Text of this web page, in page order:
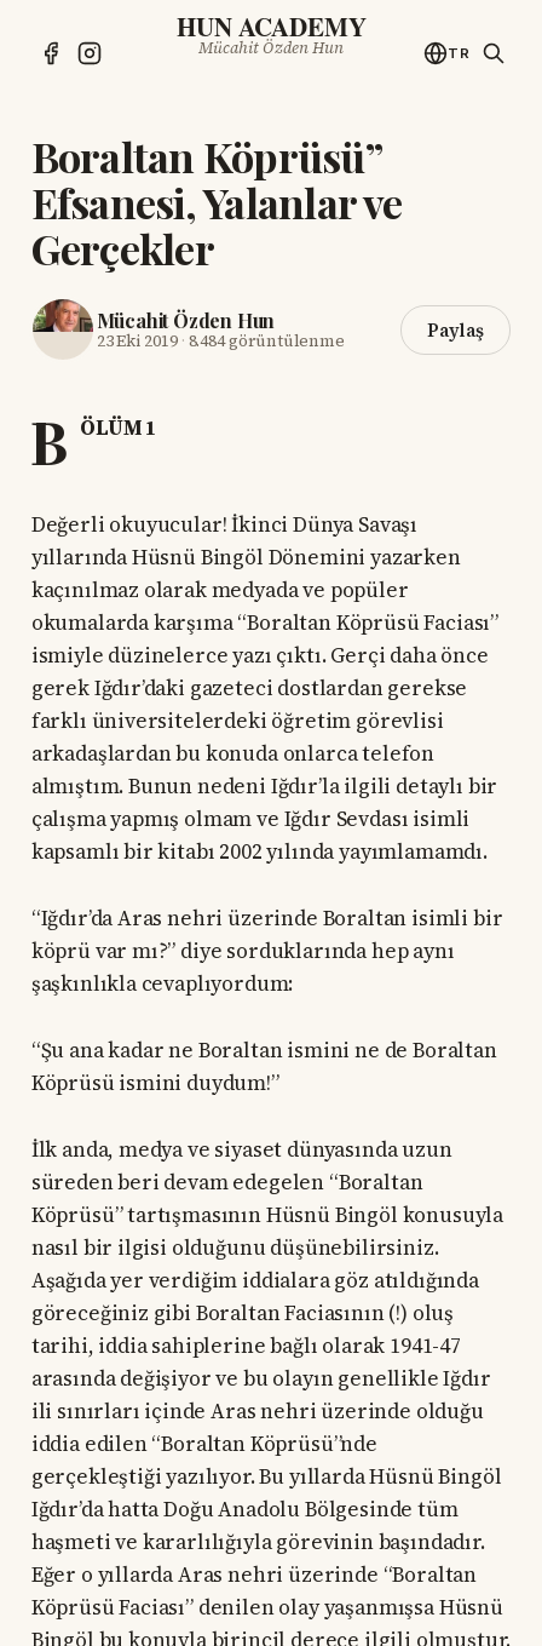
HUN ACADEMY
Mücahit Özden Hun TR
Boraltan Köprüsü”
Efsanesi, Yalanlar ve
Gerçekler
Mücahit Özden Hun
23 Eki 2019· 8.484 görüntülenme Paylaş
B ÖLÜM 1
Değerli okuyucular! İkinci Dünya Savaşı
yıllarında Hüsnü Bingöl Dönemini yazarken
kaçınılmaz olarak medyada ve popüler
okumalarda karşıma “Boraltan Köprüsü Faciası”
ismiyle düzinelerce yazı çıktı. Gerçi daha önce
gerek Iğdır’daki gazeteci dostlardan gerekse
farklı üniversitelerdeki öğretim görevlisi
arkadaşlardan bu konuda onlarca telefon
almıştım. Bunun nedeni Iğdır’la ilgili detaylı bir
çalışma yapmış olmam ve Iğdır Sevdası isimli
kapsamlı bir kitabı 2002 yılında yayımlamamdı.
“Iğdır’da Aras nehri üzerinde Boraltan isimli bir
köprü var mı?” diye sorduklarında hep aynı
şaşkınlıkla cevaplıyordum:
“Şu ana kadar ne Boraltan ismini ne de Boraltan
Köprüsü ismini duydum!”
İlk anda, medya ve siyaset dünyasında uzun
süreden beri devam edegelen “Boraltan
Köprüsü” tartışmasının Hüsnü Bingöl konusuyla
nasıl bir ilgisi olduğunu düşünebilirsiniz.
Aşağıda yer verdiğim iddialara göz atıldığında
göreceğiniz gibi Boraltan Faciasının (!) oluş
tarihi, iddia sahiplerine bağlı olarak 1941-47
arasında değişiyor ve bu olayın genellikle Iğdır
ili sınırları içinde Aras nehri üzerinde olduğu
iddia edilen “Boraltan Köprüsü”nde
gerçekleştiği yazılıyor. Bu yıllarda Hüsnü Bingöl
Iğdır’da hatta Doğu Anadolu Bölgesinde tüm
haşmeti ve kararlılığıyla görevinin başındadır.
Eğer o yıllarda Aras nehri üzerinde “Boraltan
Köprüsü Faciası” denilen olay yaşanmışsa Hüsnü
Bingöl bu konuyla birincil derece ilgili olmuştur.